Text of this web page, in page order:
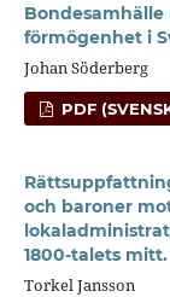
förmögenhet i
Johan Söderberg
PDF
och baroner
1800-talets mitt.
Torkel Jansson